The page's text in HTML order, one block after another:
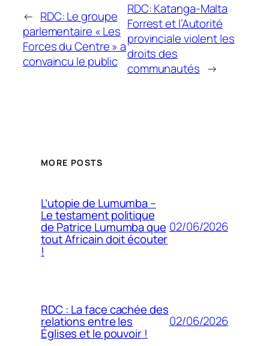
← RDC: Le groupe
parlementaire « Les
Forces du Centre » a
convaincu le public
RDC: Katanga-Malta
Forrest et l’Autorité
provinciale violent les
droits des
communautés →
MORE POSTS
L’utopie de Lumumba –
Le testament politique
de Patrice Lumumba que
tout Africain doit écouter
!
02/06/2026
RDC : La face cachée des
relations entre les
Églises et le pouvoir !
02/06/2026